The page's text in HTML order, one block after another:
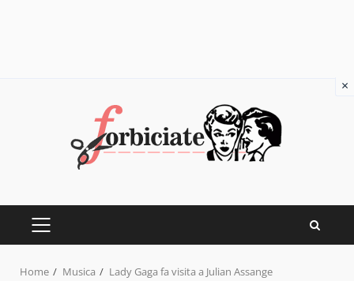
PRIMARY
Home Musica Lady Gaga fa visita a Julian Assange
×